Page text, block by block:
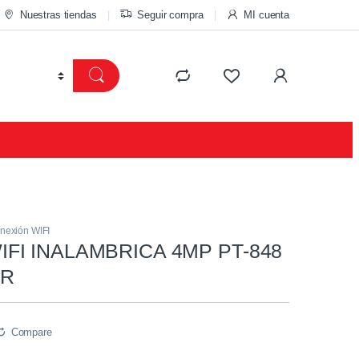
Nuestras tiendas Seguir compra MI cuenta
WIFI
INALAMBRICA 4MP PT-848
Compare